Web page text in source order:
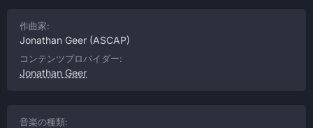
作曲家:
Jonathan Geer (ASCAP)
コンテンツプロバイダー:
Jonathan Geer
音楽の種類: